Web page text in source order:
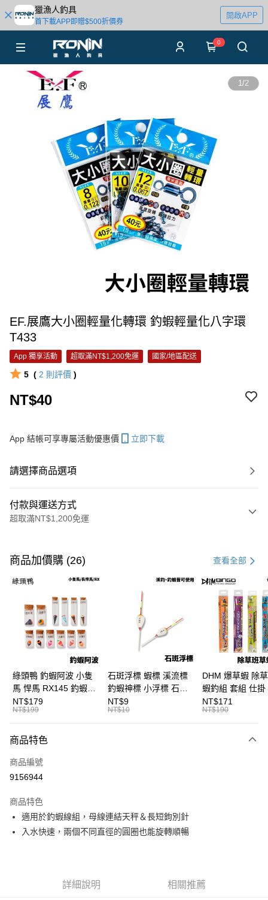
獵漁人釣具
首下載APP即贈$500折價券
開啟APP
0
1/2
EF.展鷹大小圈輕量化轉環 釣蝦輕量化八字環
T433
App 獨享活動 超取滿NT$1,200免運 國家/地區配送
5 ( 2 則評價 )
NT$40
App 結帳可享專屬活動優惠價 立即下載
請選擇商品選項
付款與運送方式
超取滿NT$1,200免運
信用卡一次付款
信用卡分期付款
3 期 0 利率 每期 21家銀行
合作金庫商業銀行
第一商業銀行
華南商業銀行
彰化商業銀行
上海商業儲蓄銀行
台北富邦商業銀行
國泰世華商業銀行
兆豐國際商業銀行
臺灣中小企業銀行
台中商業銀行
匯豐（台灣）商業銀行
華泰商業銀行
聯邦商業銀行
遠東國際商業銀行
元大商業銀行
台灣樂天信用卡公司
超商取貨付款
Apple Pay
悠遊付
大哥付你分期
【大哥付你分期使用說明】
2.付款方式選擇「大哥付你分期」，訂單成立後會自動跳轉到大哥付的交易
流程，驗證手機門號後，選擇欲分期的期數、繳款截止日，確認付款後即完
4.訂單成立30分鐘內，如未前往確認交易或遇審核未通過，訂單將自動取
消。如遇「轉專審核」未通過狀況，表示未達大哥付你分期系統評分，恕無
法說明評估內容。
【繳款方式說明】
帳／街口支付／iPASS MONEY」等通路繳費。
相關說明
【關於「AFTEE先享後付」】
便利好安心！
２．便利：只要手機號碼，簡訊認證，即可結帳。
３．安心：先確認商品／服務後，再付款。
２．訂單成立數日內，您將收到繳費通知簡訊。
貨到付款
運送方式
商品加價購 (26) 查看全部
綠頭鴨 釣蝦阿波 小隻
馬 悍馬 RX145 釣蝦浮
標 泰國蝦標 阿波
F129
NT$179
NT$199
石斑浮標 蝦標 溪流標
釣蝦神標 小浮標 石斑
標 B411
NT$9
NT$10
DHM 爆草蝦 除
蝦釣組 套組 仕掛
尺/5尺 釣蝦釣組
鈎 H361 H370
NT$171
NT$190
商品特色
商品編號
9156944
商品特色
適用於釣蝦線組，母線連結天秤＆長短鉤別針
入水快速，兩個不同直徑的圓圈也能旋轉順暢
詳細說明 相關推薦